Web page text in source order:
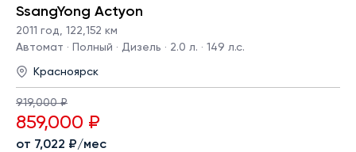
SsangYong Actyon
2011 год, 122,152 км
Автомат · Полный · Дизель · 2.0 л. · 149 л.с.
Красноярск
919,000 ₽
859,000 ₽
от 7,022 ₽/мес